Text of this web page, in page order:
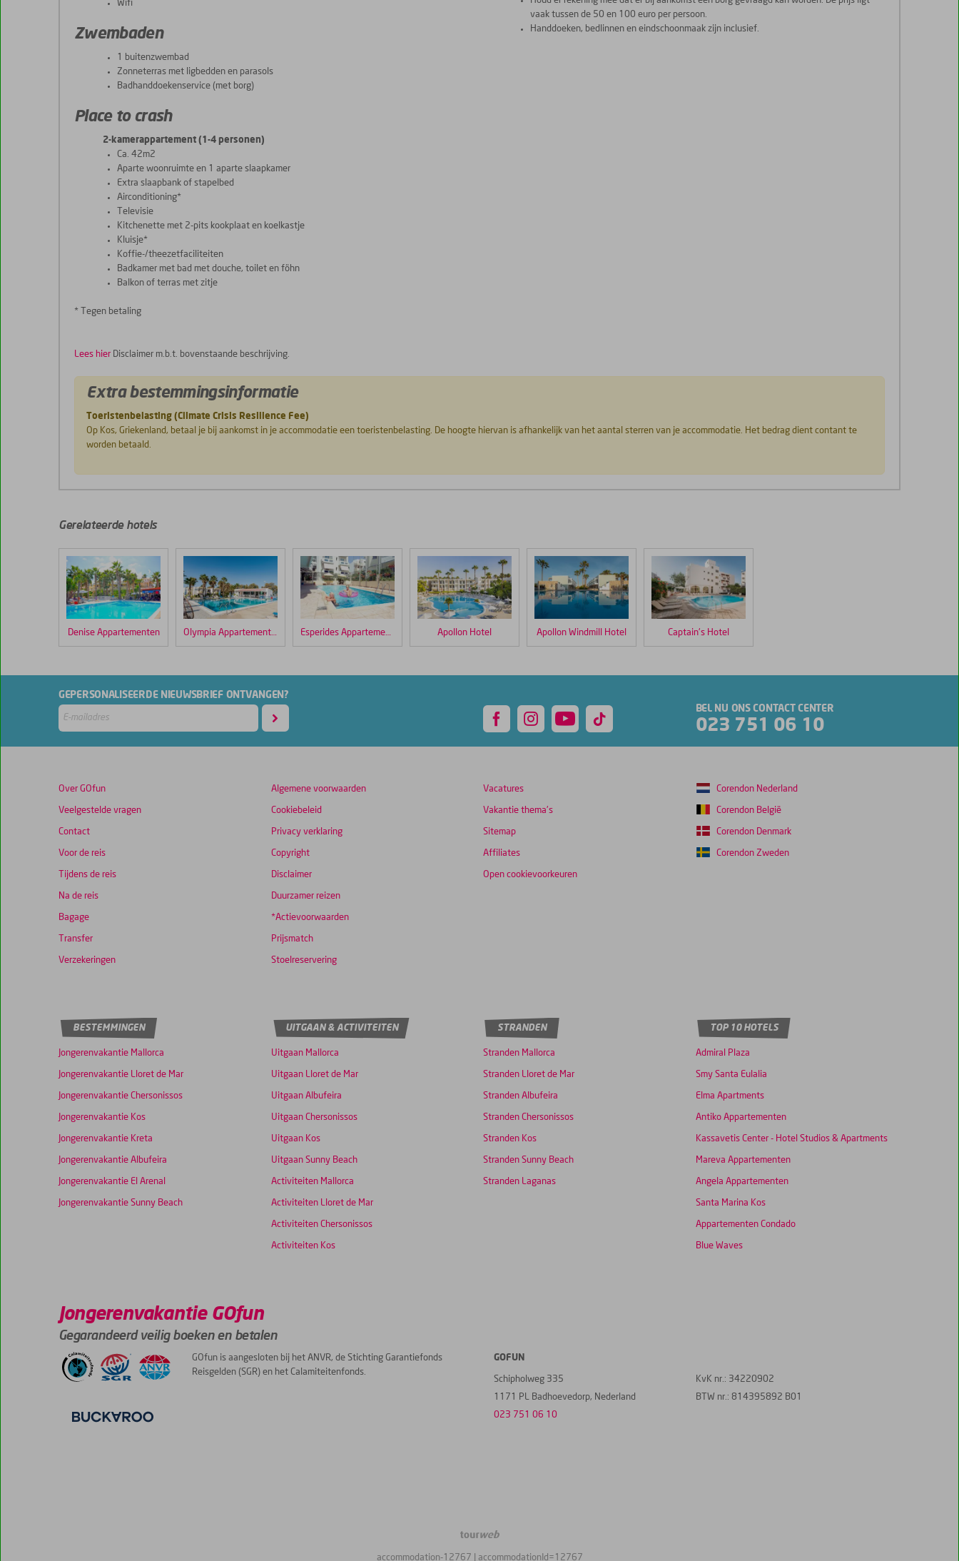
Wifi
Zwembaden
1 buitenzwembad
Zonneterras met ligbedden en parasols
Badhanddoekenservice (met borg)
Place to crash
2-kamerappartement (1-4 personen)
Ca. 42m2
Aparte woonruimte en 1 aparte slaapkamer
Extra slaapbank of stapelbed
Airconditioning*
Televisie
Kitchenette met 2-pits kookplaat en koelkastje
Kluisje*
Koffie-/theezetfaciliteiten
Badkamer met bad met douche, toilet en föhn
Balkon of terras met zitje
* Tegen betaling
vaak tussen de 50 en 100 euro per persoon.
Handdoeken, bedlinnen en eindschoonmaak zijn inclusief.
Lees hier Disclaimer m.b.t. bovenstaande beschrijving.
Extra bestemmingsinformatie
Toeristenbelasting (Climate Crisis Resilience Fee)
Op Kos, Griekenland, betaal je bij aankomst in je accommodatie een toeristenbelasting. De hoogte hiervan is afhankelijk van het aantal sterren van je accommodatie. Het bedrag dient contant te
worden betaald.
door
gegeven
na
hun
verblijf
Michel
Scores
die
ouder
zijn
dan
worden
relevantie
garanderen.
Gerelateerde hotels
Denise Appartementen Apollon Hotel Apollon Windmill Hotel Captain's Hotel
BEL NU ONS CONTACT CENTER
023 751 06 10
GEPERSONALISEERDE NIEUWSBRIEF ONTVANGEN?
Over GOfun
Veelgestelde vragen
Contact
Voor de reis
Tijdens de reis
Na de reis
Bagage
Transfer
Verzekeringen
Algemene voorwaarden
Cookiebeleid
Privacy verklaring
Copyright
Disclaimer
Duurzamer reizen
*Actievoorwaarden
Prijsmatch
Stoelreservering
Vacatures
Vakantie thema's
Sitemap
Affiliates
Open cookievoorkeuren
Corendon Nederland
Corendon België
Corendon Denmark
Corendon Zweden
BESTEMMINGEN
Jongerenvakantie Mallorca
Jongerenvakantie Lloret de Mar
Jongerenvakantie Chersonissos
Jongerenvakantie Kos
Jongerenvakantie Kreta
Jongerenvakantie Albufeira
Jongerenvakantie El Arenal
Jongerenvakantie Sunny Beach
UITGAAN & ACTIVITEITEN
Uitgaan Mallorca
Uitgaan Lloret de Mar
Uitgaan Albufeira
Uitgaan Chersonissos
Uitgaan Kos
Uitgaan Sunny Beach
Activiteiten Mallorca
Activiteiten Lloret de Mar
Activiteiten Chersonissos
Activiteiten Kos
STRANDEN
Stranden Mallorca
Stranden Lloret de Mar
Stranden Albufeira
Stranden Chersonissos
Stranden Kos
Stranden Sunny Beach
Stranden Laganas
TOP 10 HOTELS
Admiral Plaza
Smy Santa Eulalia
Elma Apartments
Antiko Appartementen
Kassavetis Center - Hotel Studios & Apartments
Mareva Appartementen
Angela Appartementen
Santa Marina Kos
Appartementen Condado
Blue Waves
Jongerenvakantie GOfun
Gegarandeerd veilig boeken en betalen
GOfun is aangesloten bij het ANVR, de Stichting Garantiefonds
Reisgelden (SGR) en het Calamiteitenfonds.
GOFUN
Schipholweg 335
1171 PL Badhoevedorp, Nederland
023 751 06 10
KvK nr.: 34220902
BTW nr.: 814395892 B01
TourWeb
accommodation-12767 | accommodationId=12767